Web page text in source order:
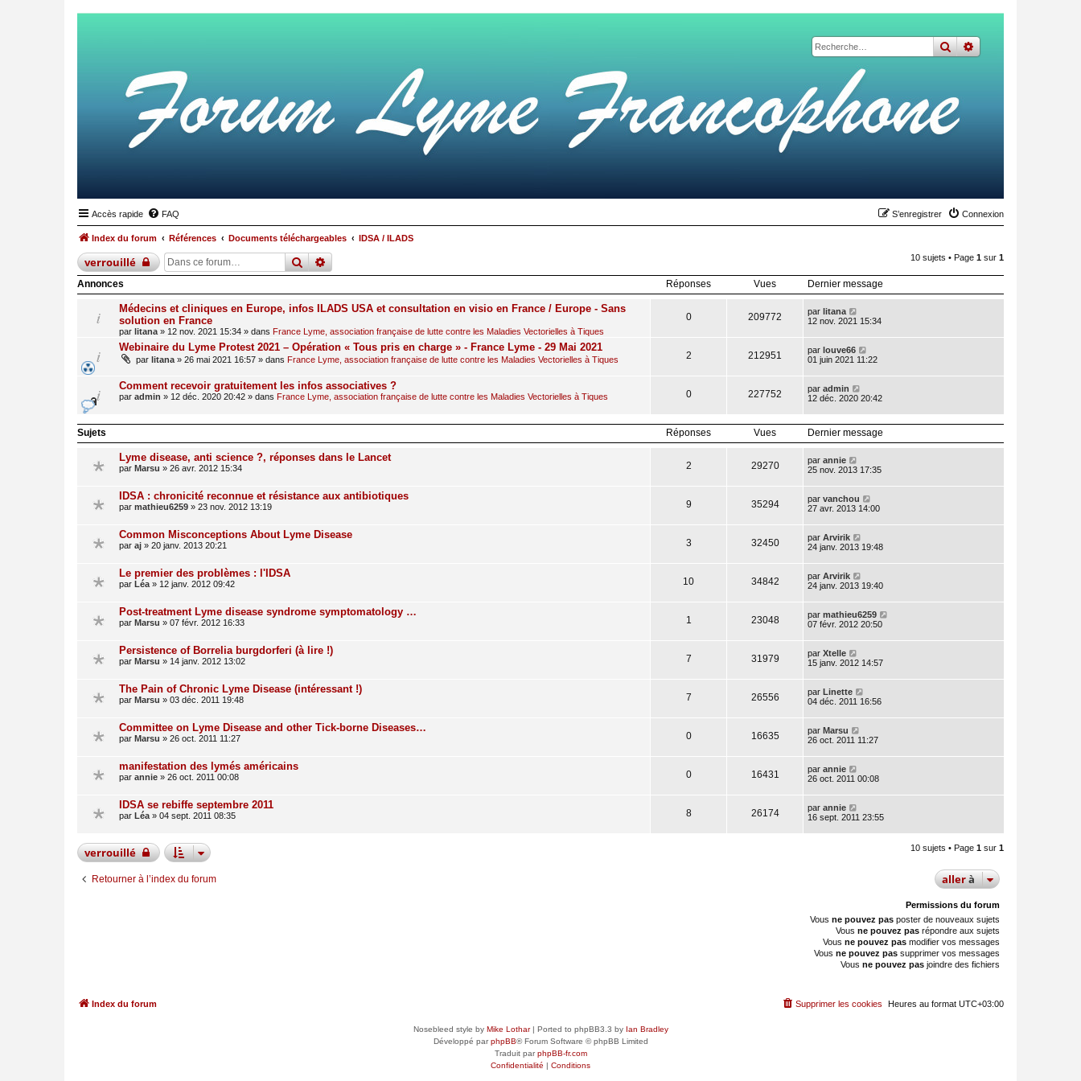
rechercher
recherche
Accès rapide FAQ Connexion
S’enregistrer
Index du forum Références Documents téléchargeables IDSA / ILADS
verrouillé rechercher
recherche 10 sujets • Page 1 sur 1
Annonces Réponses Vues Dernier message
Médecins et cliniques en Europe, infos ILADS USA et consultation en visio en France / Europe - Sans
solution en France
par litana » 12 nov. 2021 15:34 » dans France Lyme, association française de lutte contre les Maladies Vectorielles à Tiques
0 209772 par litana
12 nov. 2021 15:34
Webinaire du Lyme Protest 2021 – Opération « Tous pris en charge » - France Lyme - 29 Mai 2021
par litana » 26 mai 2021 16:57 » dans France Lyme, association française de lutte contre les Maladies Vectorielles à Tiques 2 212951 par louve66
01 juin 2021 11:22
Comment recevoir gratuitement les infos associatives ?
par admin » 12 déc. 2020 20:42 » dans France Lyme, association française de lutte contre les Maladies Vectorielles à Tiques 0 227752 par admin
12 déc. 2020 20:42
Sujets Réponses Vues Dernier message
Lyme disease, anti science ?, réponses dans le Lancet
par Marsu » 26 avr. 2012 15:34 2 29270 par annie
25 nov. 2013 17:35
IDSA : chronicité reconnue et résistance aux antibiotiques
par mathieu6259 » 23 nov. 2012 13:19 9 35294 par vanchou
27 avr. 2013 14:00
Common Misconceptions About Lyme Disease
par aj » 20 janv. 2013 20:21 3 32450 par Arvirik
24 janv. 2013 19:48
Le premier des problèmes : l'IDSA
par Léa » 12 janv. 2012 09:42 10 34842 par Arvirik
24 janv. 2013 19:40
Post-treatment Lyme disease syndrome symptomatology …
par Marsu » 07 févr. 2012 16:33 1 23048 par mathieu6259
07 févr. 2012 20:50
Persistence of Borrelia burgdorferi (à lire !)
par Marsu » 14 janv. 2012 13:02 7 31979 par Xtelle
15 janv. 2012 14:57
The Pain of Chronic Lyme Disease (intéressant !)
par Marsu » 03 déc. 2011 19:48 7 26556 par Linette
04 déc. 2011 16:56
Committee on Lyme Disease and other Tick-borne Diseases…
par Marsu » 26 oct. 2011 11:27 0 16635 par Marsu
26 oct. 2011 11:27
manifestation des lymés américains
par annie » 26 oct. 2011 00:08 0 16431 par annie
26 oct. 2011 00:08
IDSA se rebiffe septembre 2011
par Léa » 04 sept. 2011 08:35 8 26174 par annie
16 sept. 2011 23:55
verrouillé 10 sujets • Page 1 sur 1
Retourner à l’index du forum allerà
Permissions du forum
Vous ne pouvez pas poster de nouveaux sujets
Vous ne pouvez pas répondre aux sujets
Vous ne pouvez pas modifier vos messages
Vous ne pouvez pas supprimer vos messages
Vous ne pouvez pas joindre des fichiers
Index du forum Heures au format UTC+03:00
Supprimer les cookies
Nosebleed style by Mike Lothar| Ported to phpBB3.3 by Ian Bradley
Développé parphpBB® Forum Software © phpBB Limited
Traduit parphpBB-fr.com
Confidentialité | Conditions